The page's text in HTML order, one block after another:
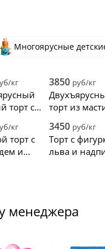
Многоярусные
кг
торт с
3850 руб/кг
торт из
кг
торт с
и
3450 руб/кг
Торт с
льва и
менеджера